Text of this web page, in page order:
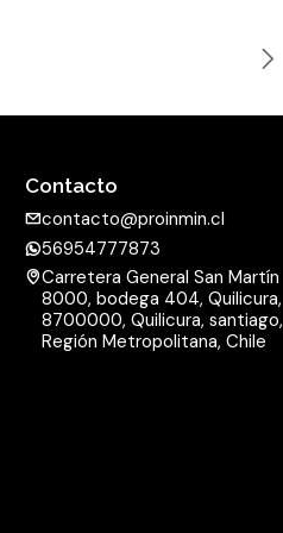
Contacto
contacto@proinmin.cl
56954777873
Carretera General San Martín
8000, bodega 404, Quilicura,
8700000, Quilicura, santiago,
Región Metropolitana, Chile